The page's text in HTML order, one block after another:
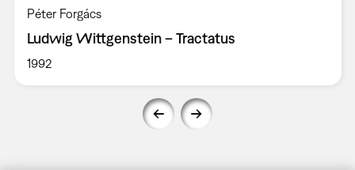
Péter Forgács
Ludwig Wittgenstein – Tractatus
1992